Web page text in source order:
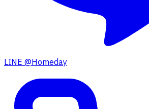
LINE @Homeday